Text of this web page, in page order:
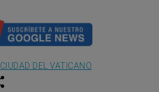
CIUDAD DEL VATICANO